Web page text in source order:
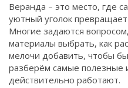
О нас
Условия использования
Политика
ФЗ-152
Веранда – это место, где
уютный уголок
Многие задаются
материалы выбрать, как
мелочи добавить, чтобы
разберём самые полезные
действительно работают.